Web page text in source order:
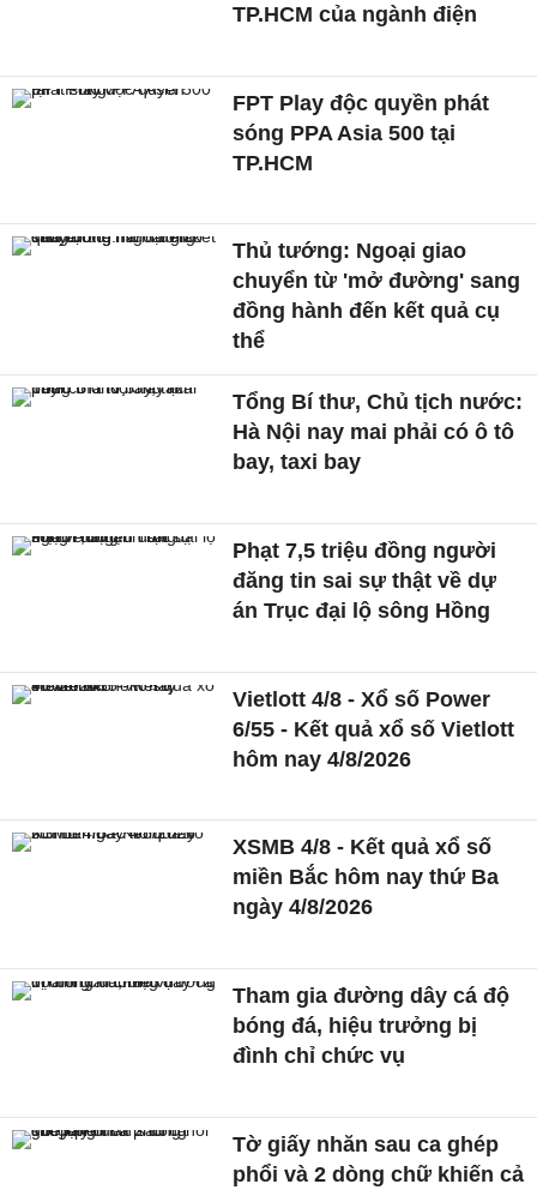
TP.HCM của ngành điện
FPT Play độc quyền phát
sóng PPA Asia 500 tại
TP.HCM
Thủ tướng: Ngoại giao
chuyển từ 'mở đường' sang
đồng hành đến kết quả cụ
thể
Tổng Bí thư, Chủ tịch nước:
Hà Nội nay mai phải có ô tô
bay, taxi bay
Phạt 7,5 triệu đồng người
đăng tin sai sự thật về dự
án Trục đại lộ sông Hồng
Vietlott 4/8 - Xổ số Power
6/55 - Kết quả xổ số Vietlott
hôm nay 4/8/2026
XSMB 4/8 - Kết quả xổ số
miền Bắc hôm nay thứ Ba
ngày 4/8/2026
Tham gia đường dây cá độ
bóng đá, hiệu trưởng bị
đình chỉ chức vụ
Tờ giấy nhăn sau ca ghép
phổi và 2 dòng chữ khiến cả